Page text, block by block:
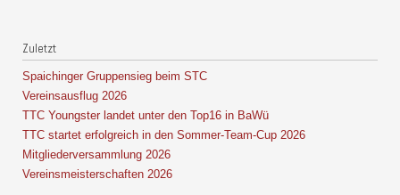
Zuletzt
Spaichinger Gruppensieg beim STC
Vereinsausflug 2026
TTC Youngster landet unter den Top16 in BaWü
TTC startet erfolgreich in den Sommer-Team-Cup 2026
Mitgliederversammlung 2026
Vereinsmeisterschaften 2026